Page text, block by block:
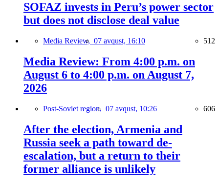
SOFAZ invests in Peru’s power sector
but does not disclose deal value
Media Review, 07 avqust, 16:10 512
Media Review: From 4:00 p.m. on
August 6 to 4:00 p.m. on August 7,
2026
Post-Soviet region, 07 avqust, 10:26 606
After the election, Armenia and
Russia seek a path toward de-
escalation, but a return to their
former alliance is unlikely